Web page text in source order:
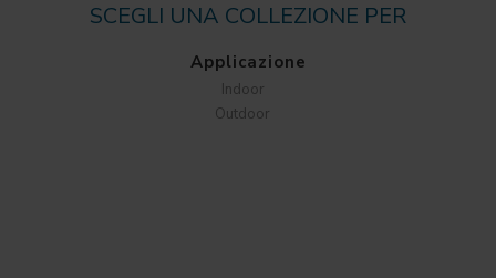
SCEGLI UNA COLLEZIONE PER
Applicazione
Indoor
Outdoor